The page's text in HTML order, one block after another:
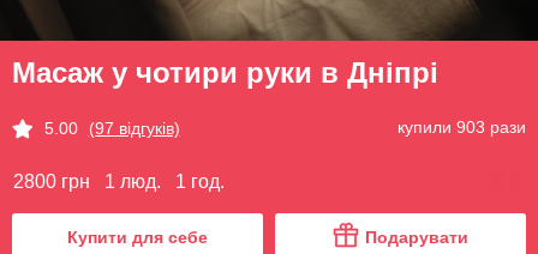
Масаж у чотири руки в Дніпрі
5.00 (97 відгуків) купили 903 рази
2800 грн 1 люд. 1 год.
Купити для себе Подарувати